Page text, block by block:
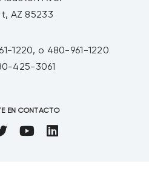
AZ 85233
1220, o 480-961-1220
425-3061
EN CONTACTO